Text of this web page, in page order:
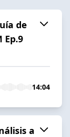
de
14:04
a